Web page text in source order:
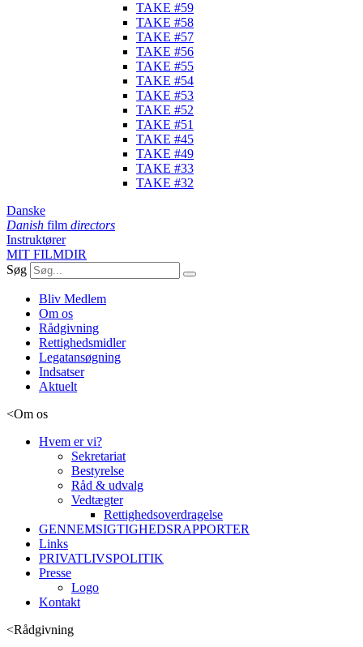
TAKE #59
TAKE #58
TAKE #57
TAKE #56
TAKE #55
TAKE #54
TAKE #53
TAKE #52
TAKE #51
TAKE #45
TAKE #49
TAKE #33
TAKE #32
Danske
Danish film directors
Instruktører
MIT FILMDIR
Søg
Bliv Medlem
Om os
Rådgivning
Rettighedsmidler
Legatansøgning
Indsatser
Aktuelt
<Om os
Hvem er vi?
Sekretariat
Bestyrelse
Råd & udvalg
Vedtægter
Rettighedsoverdragelse
GENNEMSIGTIGHEDSRAPPORTER
Links
PRIVATLIVSPOLITIK
Presse
Logo
Kontakt
<Rådgivning